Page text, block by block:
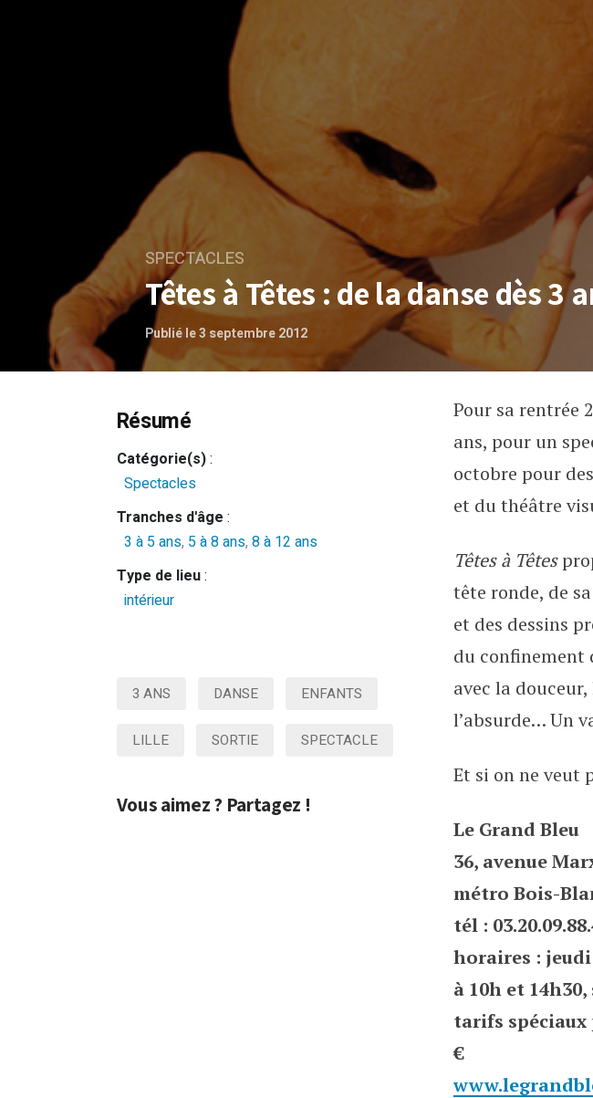
SPECTACLES
Têtes à Têtes : de la danse dès 3
Publié le 3 septembre 2012
Têtes à
Pour sa rentrée
ans, pour un
octobre pour
et du théâtre
Têtes à Têtes
tête ronde, de
et des dessins
du confinement
avec la
l’absurde… Un
Et si on ne veut
Le Grand Bleu
36, avenue
métro Bois-
tél :
horaires : jeudi
à 10h et
tarifs spéciaux
€
Résumé
Catégorie(s):
Spectacles
Tranches d'âge :
3 à 5 ans, 5 à 8 ans, 8 à 12 ans
Type de lieu:
intérieur
3 ANS DANSE ENFANTS
LILLE SORTIE SPECTACLE
Vous aimez ? Partagez !